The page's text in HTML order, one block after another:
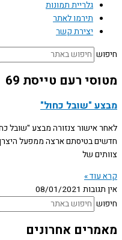
גלריית תמונות
תירמו לאתר
יצירת קשר
חיפוש
מטוסי רעם טייסת 69
מבצע "שובל כחול"
לאחר אישור צנזורה מבצע "שובל
צוותים של
קרא עוד »
אין תגובות 08/01/2021
חיפוש
מאמרים אחרונים